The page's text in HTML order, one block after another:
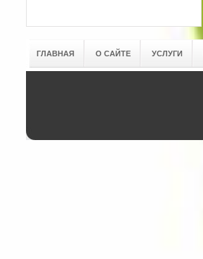
ГЛАВНАЯ О САЙТЕ УСЛУГИ